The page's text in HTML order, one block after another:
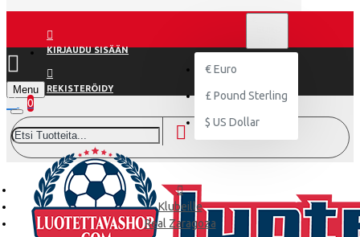
KIRJAUDU SISÄÄN
REKISTERÖIDY
€ Euro
£ Pound Sterling
$ US Dollar
Menu
0
Klubeille
Real Zaragoza